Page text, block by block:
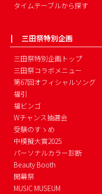
タイムテーブルから探す
三田祭特別企画
三田祭特別企画トップ
三田祭コラボメニュー
第67回オフィシャルソング
福引
福ビンゴ
Wチャンス抽選会
受験のすゝめ
中模擬大賞2025
パーソナルカラー診断
Beauty Booth
開幕祭
MUSIC MUSEUM